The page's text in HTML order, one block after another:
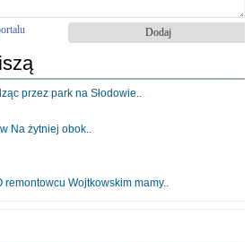
przez park na Słodowie..
Na żytniej obok..
remontowcu Wojtkowskim mamy..